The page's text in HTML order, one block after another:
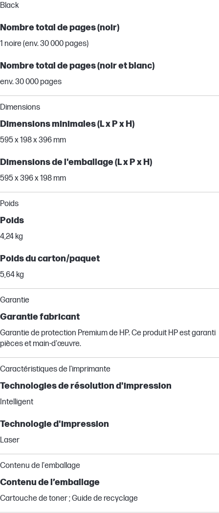
Black
Nombre total de pages (noir)
1 noire (env. 30 000 pages)
Nombre total de pages (noir et blanc)
env. 30 000 pages
Dimensions
Dimensions minimales (L x P x H)
595 x 198 x 396 mm
Dimensions de l'emballage (L x P x H)
595 x 396 x 198 mm
Poids
Poids
4,24 kg
Poids du carton/paquet
5,64 kg
Garantie
Garantie fabricant
Garantie de protection Premium de HP. Ce produit HP est garanti
pièces et main-d'œuvre.
Caractéristiques de l'imprimante
Technologies de résolution d'impression
Intelligent
Technologie d'impression
Laser
Contenu de l'emballage
Contenu de l’emballage
Cartouche de toner ; Guide de recyclage